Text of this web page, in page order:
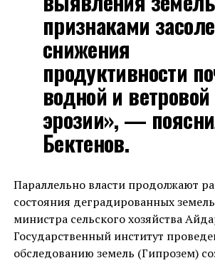
признаками
снижения
продуктивности
водной и ветровой
эрозии», —
Бектенов.
Параллельно власти продолжают
состояния деградированных
министра сельского хозяйства
Государственный институт
обследованию земель (Гипрозем)